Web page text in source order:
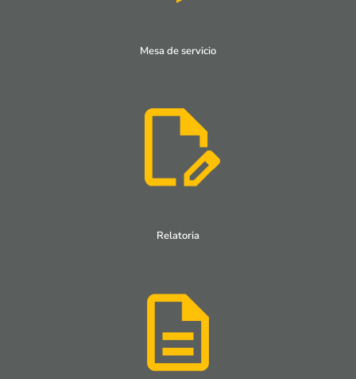
Mesa de servicio
Relatoria